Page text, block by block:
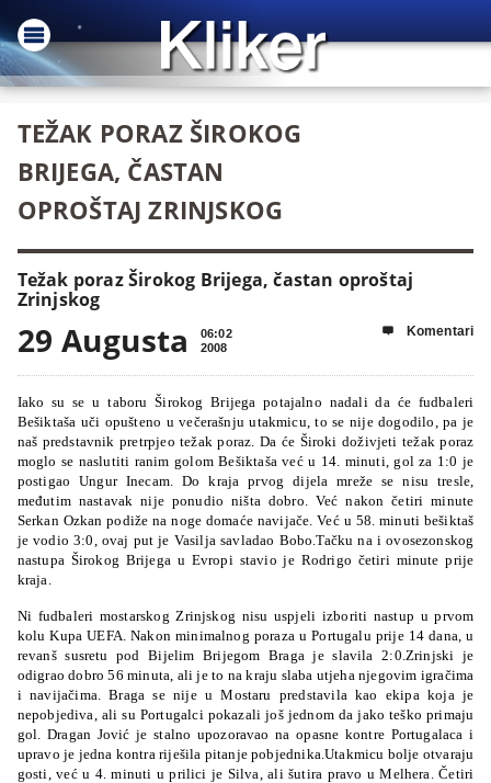
TEŽAK PORAZ ŠIROKOG
BRIJEGA, ČASTAN
OPROŠTAJ ZRINJSKOG
Težak poraz Širokog Brijega, častan oproštaj
Zrinjskog
29 Augusta
06:02
2008
 Komentari
Iako su se u taboru Širokog Brijega potajalno nadali da će fudbaleri
Bešiktaša uči opušteno u večerašnju utakmicu, to se nije dogodilo, pa je
naš predstavnik pretrpjeo težak poraz. Da će Široki doživjeti težak poraz
moglo se naslutiti ranim golom Bešiktaša već u 14. minuti, gol za 1:0 je
postigao Ungur Inecam. Do kraja prvog dijela mreže se nisu tresle,
međutim nastavak nije ponudio ništa dobro. Već nakon četiri minute
Serkan Ozkan podiže na noge domaće navijače. Već u 58. minuti bešiktaš
je vodio 3:0, ovaj put je Vasilja savladao Bobo.Tačku na i ovosezonskog
nastupa Širokog Brijega u Evropi stavio je Rodrigo četiri minute prije
kraja.
Ni fudbaleri mostarskog Zrinjskog nisu uspjeli izboriti nastup u prvom
kolu Kupa UEFA. Nakon minimalnog poraza u Portugalu prije 14 dana, u
revanš susretu pod Bijelim Brijegom Braga je slavila 2:0.Zrinjski je
odigrao dobro 56 minuta, ali je to na kraju slaba utjeha njegovim igračima
i navijačima. Braga se nije u Mostaru predstavila kao ekipa koja je
nepobjediva, ali su Portugalci pokazali još jednom da jako teško primaju
gol. Dragan Jović je stalno upozoravao na opasne kontre Portugalaca i
upravo je jedna kontra riješila pitanje pobjednika.Utakmicu bolje otvaraju
gosti, već u 4. minuti u prilici je Silva, ali šutira pravo u Melhera. Četiri